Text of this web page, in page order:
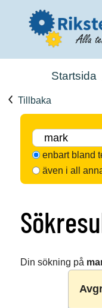
Startsida
Tillbaka
enbart bland
även i all
Din sökning på